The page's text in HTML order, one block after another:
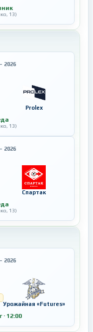
13)
2026
Prolex
13)
2026
Спартак
13)
2026
Урожайная «Futures»
· 12:00